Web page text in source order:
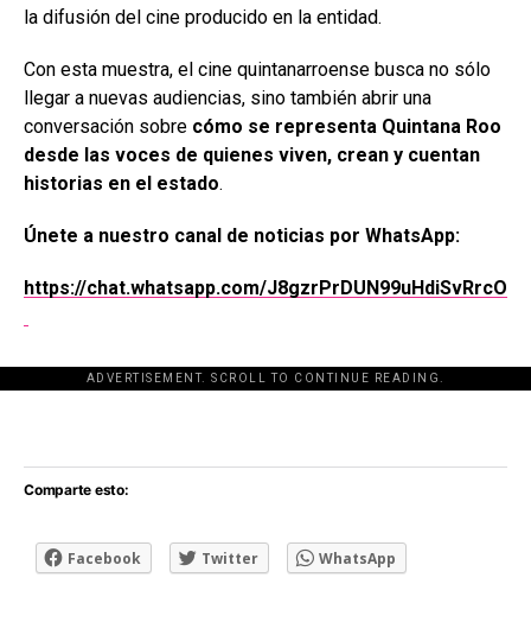
la difusión del cine producido en la entidad.
Con esta muestra, el cine quintanarroense busca no sólo
llegar a nuevas audiencias, sino también abrir una
conversación sobre cómo se representa Quintana Roo
desde las voces de quienes viven, crean y cuentan
historias en el estado.
Únete a nuestro canal de noticias por WhatsApp:
https://chat.whatsapp.com/J8gzrPrDUN99uHdiSvRrcO
ADVERTISEMENT. SCROLL TO CONTINUE READING.
[adsforwp id="243463"]
Comparte esto:
Facebook Twitter WhatsApp